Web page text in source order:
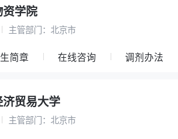
学院
主管部门： 北京市
简章 在线咨询 调剂办法
贸易大学
主管部门： 北京市